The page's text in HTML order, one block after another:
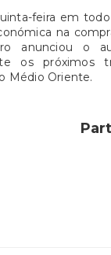
feira em
na
anunciou o
os próximos
Médio Oriente.